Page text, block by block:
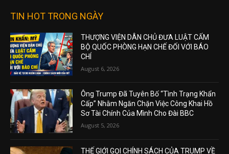
TIN HOT TRONG NGÀY
THƯỢNG VIỆN DÂN CHỦ ĐƯA LUẬT CẤM
BỘ QUỐC PHÒNG HẠN CHẾ ĐỐI VỚI BÁO
CHÍ
August 6, 2026
Ông Trump Đã Tuyên Bố “Tình Trạng Khẩn
Cấp” Nhằm Ngăn Chặn Việc Công Khai Hồ
Sơ Tài Chính Của Mình Cho Đài BBC
August 5, 2026
THẾ GIỚI GỌI CHÍNH SÁCH CỦA TRUMP VỀ